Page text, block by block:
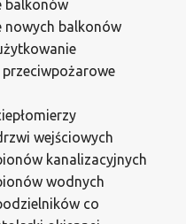
balkonów
nowych balkonów
przeciwpożarowe
wejściowych
kanalizacyjnych
wodnych
co